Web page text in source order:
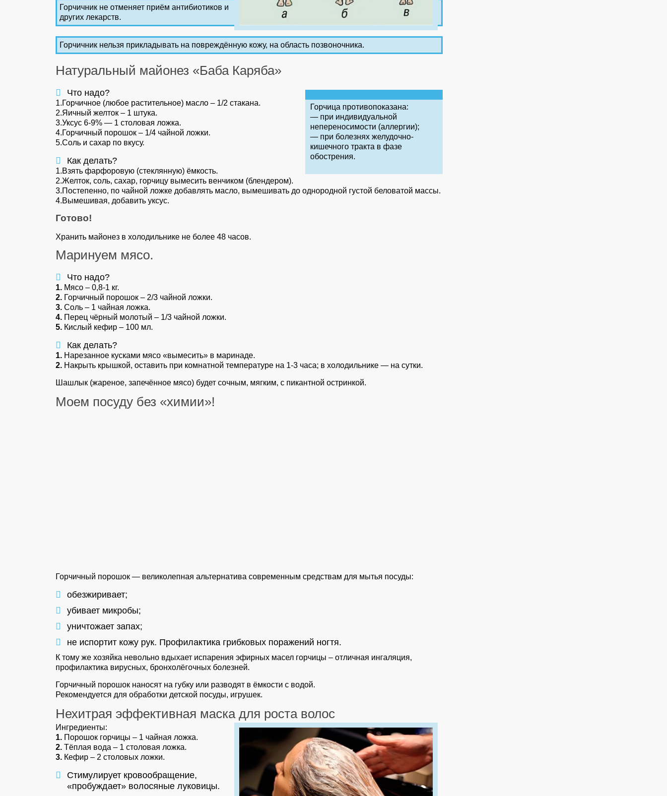
Горчичник не отменяет приём антибиотиков и
других лекарств.
Горчичник нельзя прикладывать на повреждённую кожу, на область позвоночника.
Натуральный майонез «Баба Каряба»
Горчица противопоказана:
— при индивидуальной
непереносимости (аллергии);
— при болезнях желудочно-
кишечного тракта в фазе
обострения.
Что надо?
1.Горчичное (любое растительное) масло – 1/2 стакана.
2.Яичный желток – 1 штука.
3.Уксус 6-9% — 1 столовая ложка.
4.Горчичный порошок – 1/4 чайной ложки.
5.Соль и сахар по вкусу.
Как делать?
1.Взять фарфоровую (стеклянную) ёмкость.
2.Желток, соль, сахар, горчицу вымесить венчиком (блендером).
3.Постепенно, по чайной ложке добавлять масло, вымешивать до однородной густой беловатой массы.
4.Вымешивая, добавить уксус.
Готово!
Хранить майонез в холодильнике не более 48 часов.
Маринуем мясо.
Что надо?
1. Мясо – 0,8-1 кг.
2. Горчичный порошок – 2/3 чайной ложки.
3. Соль – 1 чайная ложка.
4. Перец чёрный молотый – 1/3 чайной ложки.
5. Кислый кефир – 100 мл.
Как делать?
1. Нарезанное кусками мясо «вымесить» в маринаде.
2. Накрыть крышкой, оставить при комнатной температуре на 1-3 часа; в холодильнике — на сутки.
Шашлык (жареное, запечённое мясо) будет сочным, мягким, с пикантной остринкой.
Моем посуду без «химии»!
Горчичный порошок — великолепная альтернатива современным средствам для мытья посуды:
обезжиривает;
убивает микробы;
уничтожает запах;
не испортит кожу рук. Профилактика грибковых поражений ногтя.
К тому же хозяйка невольно вдыхает испарения эфирных масел горчицы – отличная ингаляция,
профилактика вирусных, бронхолёгочных болезней.
Горчичный порошок наносят на губку или разводят в ёмкости с водой.
Рекомендуется для обработки детской посуды, игрушек.
Нехитрая эффективная маска для роста волос
Ингредиенты:
1. Порошок горчицы – 1 чайная ложка.
2. Тёплая вода – 1 столовая ложка.
3. Кефир – 2 столовых ложки.
Стимулирует кровообращение,
«пробуждает» волосяные луковицы.